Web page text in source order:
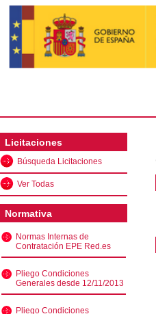
Licitaciones
Búsqueda Licitaciones
Ver Todas
Normativa
Normas Internas de
Contratación EPE Red.es
Pliego Condiciones
Generales desde 12/11/2013
Pliego Condiciones